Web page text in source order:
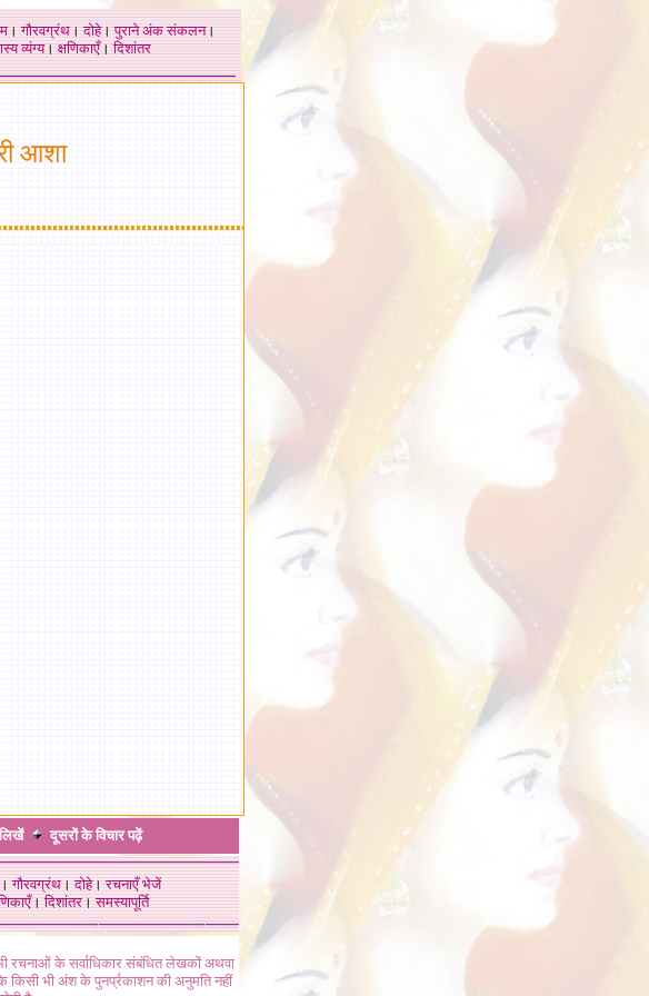
।गौरवग्रंथ।दोहे।पुराने अंक संकलन।
व्यंग्य।क्षणिकाएँ।दिशांतर
आशा
दूसरों के विचारपढ़ें
गौरवग्रंथ।दोहे।रचनाएँ भेजें
। दिशांतर। समस्यापूर्ति
रचनाओं के सर्वाधिकार संबंधित लेखकों अथवा
भी अंश के पुनर्प्रकाशन की अनुमति नहीं